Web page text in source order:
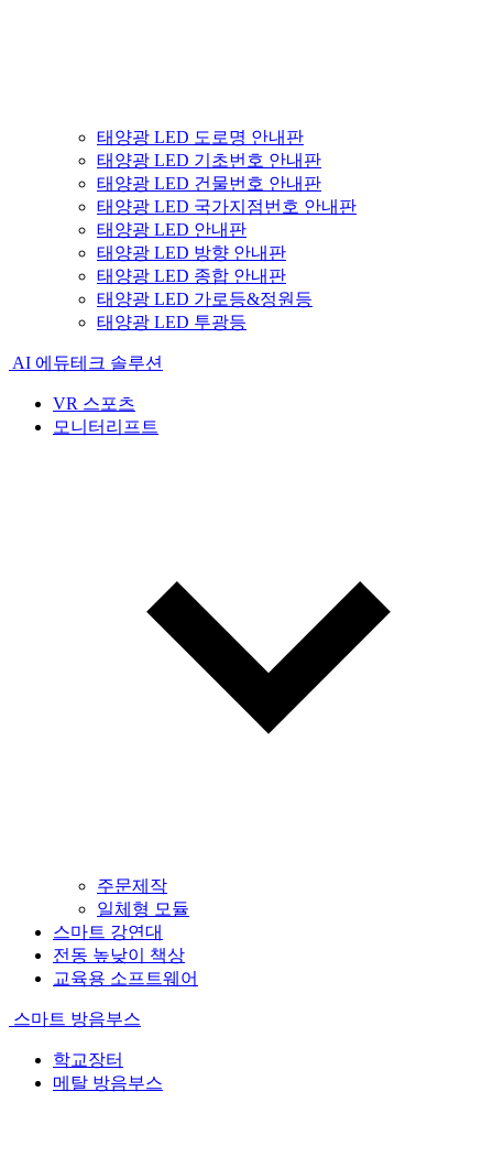
태양광 LED 도로명 안내판
태양광 LED 기초번호 안내판
태양광 LED 건물번호 안내판
태양광 LED 국가지점번호 안내판
태양광 LED 안내판
태양광 LED 방향 안내판
태양광 LED 종합 안내판
태양광 LED 가로등&정원등
태양광 LED 투광등
AI 에듀테크 솔루션
VR 스포츠
모니터리프트
주문제작
일체형 모듈
스마트 강연대
전동 높낮이 책상
교육용 소프트웨어
스마트 방음부스
학교장터
메탈 방음부스